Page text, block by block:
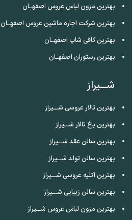
بهترین مزون لباس عروس اصفهــان
بهترین شرکت اجاره ماشین عروس اصفهــان
بهترین کافی شاپ اصفهــان
بهترین رستوران اصفهــان
شـــیراز
بهترین تالار عروسی شـــیراز
بهترین باغ تالار شـــیراز
بهترین سالن عقد شـــیراز
بهترین سالن تولد شـــیراز
بهترین آتلیه عروسی شـــیراز
بهترین سالن زیبایی شـــیراز
بهترین مزون لباس عروس شـــیراز